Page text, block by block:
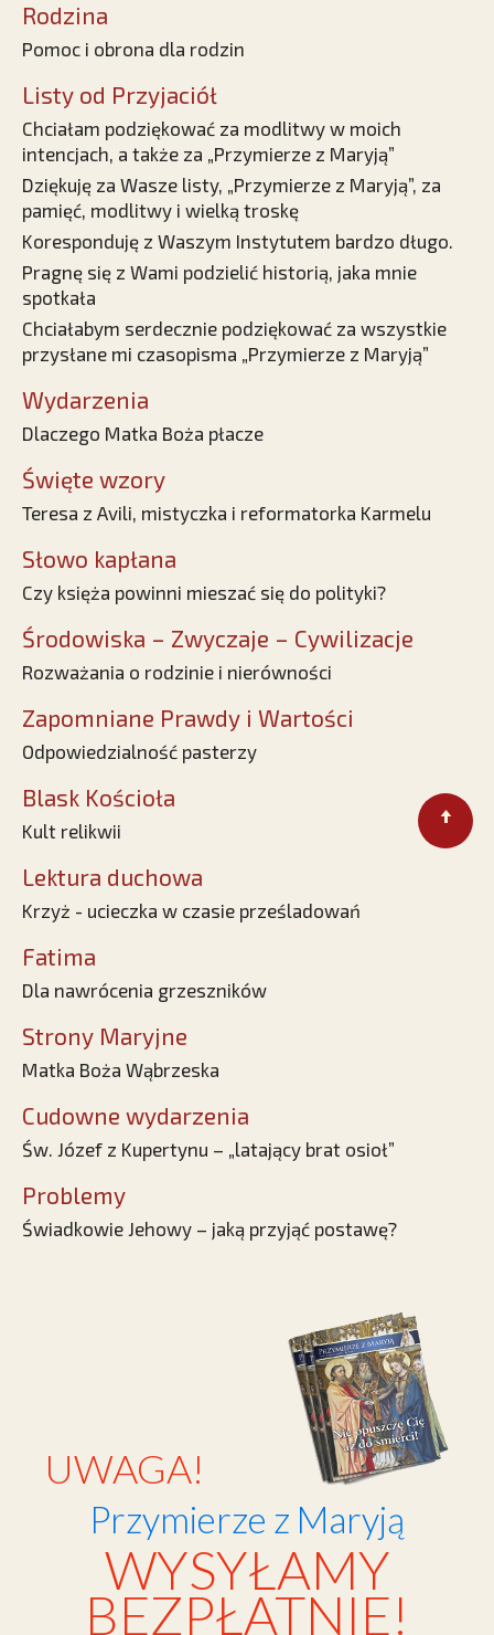
Rodzina
Pomoc i obrona dla rodzin
Listy od Przyjaciół
Chciałam podziękować za modlitwy w moich
intencjach, a także za „Przymierze z Maryją”
Dziękuję za Wasze listy, „Przymierze z Maryją”, za
pamięć, modlitwy i wielką troskę
Koresponduję z Waszym Instytutem bardzo długo.
Pragnę się z Wami podzielić historią, jaka mnie
spotkała
Chciałabym serdecznie podziękować za wszystkie
przysłane mi czasopisma „Przymierze z Maryją”
Wydarzenia
Dlaczego Matka Boża płacze
Święte wzory
Teresa z Avili, mistyczka i reformatorka Karmelu
Słowo kapłana
Czy księża powinni mieszać się do polityki?
Środowiska – Zwyczaje – Cywilizacje
Rozważania o rodzinie i nierówności
Zapomniane Prawdy i Wartości
Odpowiedzialność pasterzy
Blask Kościoła
Kult relikwii
Lektura duchowa
Krzyż - ucieczka w czasie prześladowań
Fatima
Dla nawrócenia grzeszników
Strony Maryjne
Matka Boża Wąbrzeska
Cudowne wydarzenia
Św. Józef z Kupertynu – „latający brat osioł”
Problemy
Świadkowie Jehowy – jaką przyjąć postawę?
UWAGA!
Przymierze z Maryją
WYSYŁAMY
BEZPŁATNIE!